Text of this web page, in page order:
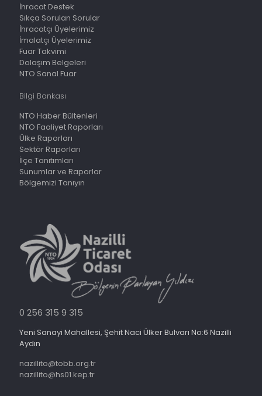
İhracat Destek
Sıkça Sorulan Sorular
İhracatçı Üyelerimiz
İmalatçı Üyelerimiz
Fuar Takvimi
Dolaşım Belgeleri
NTO Sanal Fuar
Bilgi Bankası
NTO Haber Bültenleri
NTO Faaliyet Raporları
Ülke Raporları
Sektör Raporları
İlçe Tanıtımları
Sunumlar ve Raporlar
Bölgemizi Tanıyın
0 256 315 9 315
Yeni Sanayi Mahallesi, Şehit Naci Ülker Bulvarı No:6 Nazilli
Aydın
nazillito@tobb.org.tr
nazillito@hs01.kep.tr